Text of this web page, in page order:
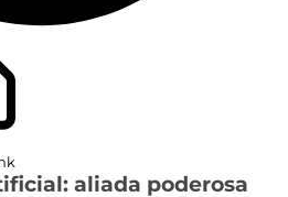
aliada poderosa